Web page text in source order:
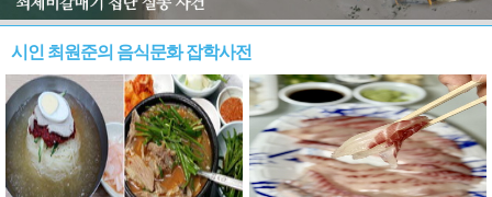
시인 최원준의 음식문화 잡학사전